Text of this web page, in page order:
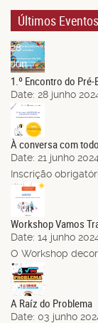
Últimos Eventos
28
Jun.
1.º Encontro do
Date: 28 junho
21
Jun.
À conversa com
Date: 21 junho
Inscrição
Jun.
Workshop Vamos
Date: 14 junho
O Workshop
03
Jun.
A Raíz do Problema
Date: 03 junho